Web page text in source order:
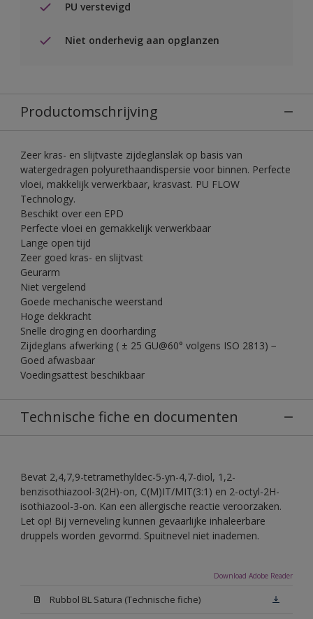
PU verstevigd
Niet onderhevig aan opglanzen
Productomschrijving
Zeer kras- en slijtvaste zijdeglanslak op basis van
watergedragen polyurethaandispersie voor binnen. Perfecte
vloei, makkelijk verwerkbaar, krasvast. PU FLOW
Technology.
Beschikt over een EPD
Perfecte vloei en gemakkelijk verwerkbaar
Lange open tijd
Zeer goed kras- en slijtvast
Geurarm
Niet vergelend
Goede mechanische weerstand
Hoge dekkracht
Snelle droging en doorharding
Zijdeglans afwerking ( ± 25 GU@60° volgens ISO 2813) −
Goed afwasbaar
Voedingsattest beschikbaar
Technische fiche en documenten
Bevat 2,4,7,9-tetramethyldec-5-yn-4,7-diol, 1,2-
benzisothiazool-3(2H)-on, C(M)IT/MIT(3:1) en 2-octyl-2H-
isothiazool-3-on. Kan een allergische reactie veroorzaken.
Let op! Bij verneveling kunnen gevaarlijke inhaleerbare
druppels worden gevormd. Spuitnevel niet inademen.
Download Adobe Reader
Rubbol BL Satura (Technische fiche)